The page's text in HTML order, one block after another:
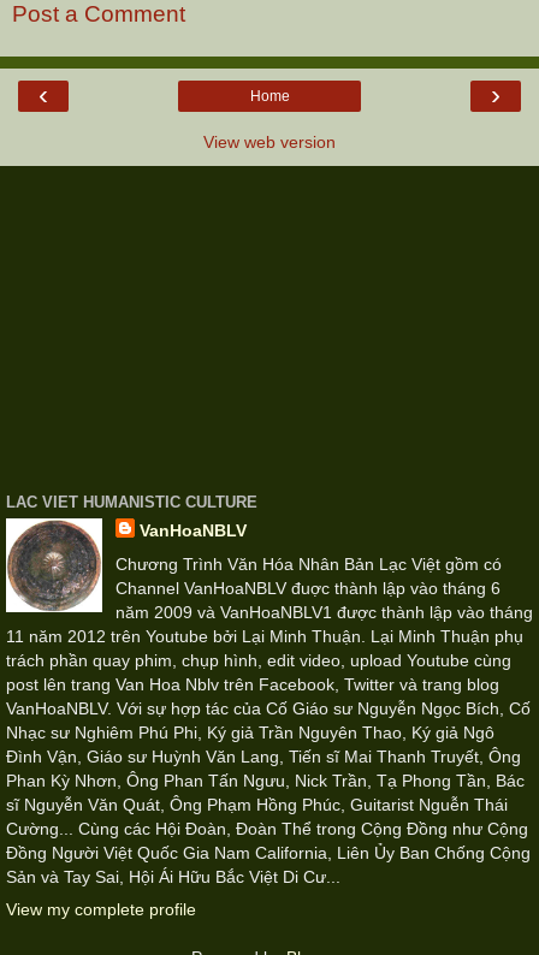
Post a Comment
‹ ›
Home
View web version
LAC VIET HUMANISTIC CULTURE
VanHoaNBLV
Chương Trình Văn Hóa Nhân Bản Lạc Việt gồm có
Channel VanHoaNBLV đuợc thành lập vào tháng 6
năm 2009 và VanHoaNBLV1 được thành lập vào tháng
11 năm 2012 trên Youtube bởi Lại Minh Thuận. Lại Minh Thuận phụ
trách phần quay phim, chụp hình, edit video, upload Youtube cùng
post lên trang Van Hoa Nblv trên Facebook, Twitter và trang blog
VanHoaNBLV. Với sự hợp tác của Cố Giáo sư Nguyễn Ngọc Bích, Cố
Nhạc sư Nghiêm Phú Phi, Ký giả Trần Nguyên Thao, Ký giả Ngô
Đình Vận, Giáo sư Huỳnh Văn Lang, Tiến sĩ Mai Thanh Truyết, Ông
Phan Kỳ Nhơn, Ông Phan Tấn Ngưu, Nick Trần, Tạ Phong Tần, Bác
sĩ Nguyễn Văn Quát, Ông Phạm Hồng Phúc, Guitarist Nguễn Thái
Cường... Cùng các Hội Đoàn, Đoàn Thể trong Cộng Đồng như Cộng
Đồng Người Việt Quốc Gia Nam California, Liên Ủy Ban Chống Cộng
Sản và Tay Sai, Hội Ái Hữu Bắc Việt Di Cư...
View my complete profile